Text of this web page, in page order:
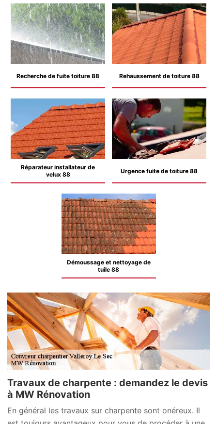
Recherche de fuite toiture 88 Rehaussement de toiture 88
Réparateur installateur de
velux 88
Urgence fuite de toiture 88
Démoussage et nettoyage de
tuile 88
Travaux de charpente : demandez le devis
à MW Rénovation
En général les travaux sur charpente sont onéreux. Il